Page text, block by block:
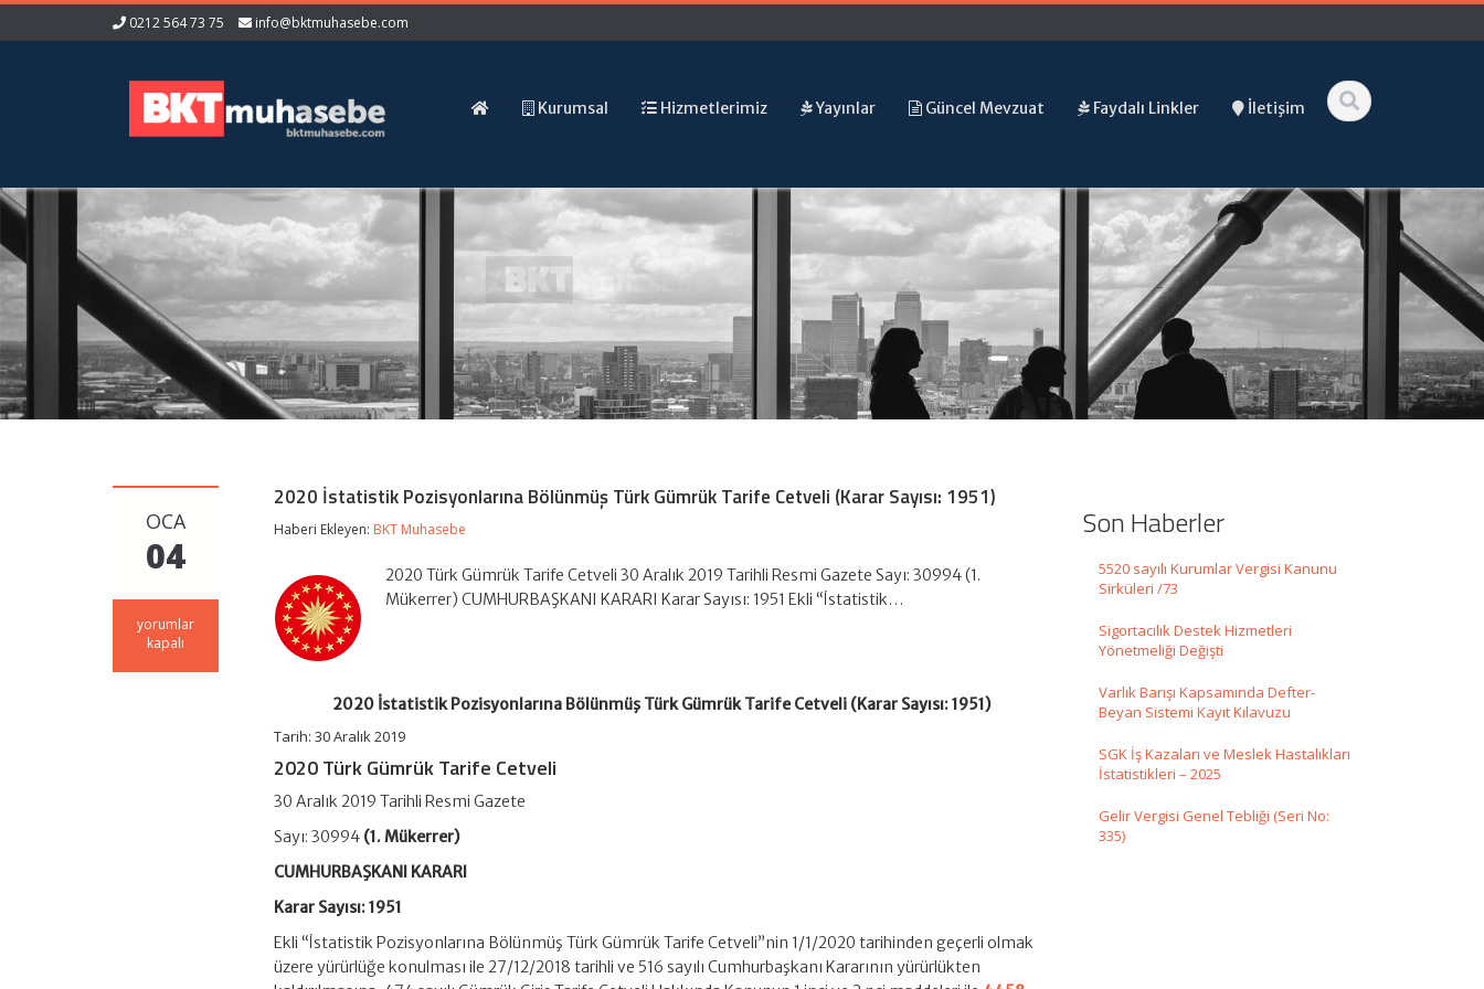
0212 564 73 75 info@bktmuhasebe.com
Kurumsal Hizmetlerimiz Yayınlar Güncel Mevzuat Faydalı Linkler İletişim
OCA
04
2020
İstatistik
yorumlar
kapalı
2020 İstatistik Pozisyonlarına Bölünmüş Türk Gümrük Tarife Cetveli (Karar Sayısı: 1951)
Haberi Ekleyen: BKT Muhasebe
2020 Türk Gümrük Tarife Cetveli 30 Aralık 2019 Tarihli Resmi Gazete Sayı: 30994 (1.
Mükerrer) CUMHURBAŞKANI KARARI Karar Sayısı: 1951 Ekli “İstatistik…
2020 İstatistik Pozisyonlarına Bölünmüş Türk Gümrük Tarife Cetveli (Karar Sayısı: 1951)
Tarih:30 Aralık 2019
2020 Türk Gümrük Tarife Cetveli
30 Aralık 2019 Tarihli Resmi Gazete
Sayı: 30994 (1. Mükerrer)
CUMHURBAŞKANI KARARI
Karar Sayısı: 1951
Ekli “İstatistik Pozisyonlarına Bölünmüş Türk Gümrük Tarife Cetveli”nin 1/1/2020 tarihinden geçerli olmak
üzere yürürlüğe konulması ile 27/12/2018 tarihli ve 516 sayılı Cumhurbaşkanı Kararının yürürlükten
Son Haberler
5520 sayılı Kurumlar Vergisi Kanunu
Sirküleri /73
Sigortacılık Destek Hizmetleri
Yönetmeliği Değişti
Varlık Barışı Kapsamında Defter-
Beyan Sistemi Kayıt Kılavuzu
SGK İş Kazaları ve Meslek Hastalıkları
İstatistikleri – 2025
Gelir Vergisi Genel Tebliği (Seri No:
335)